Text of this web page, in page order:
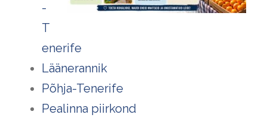
-
T
enerife
Läänerannik
Põhja-Tenerife
Pealinna piirkond